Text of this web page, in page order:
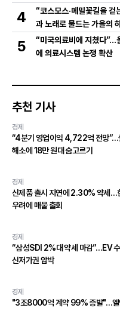
4
“코스모스·메밀꽃길을
과 노래로 물드는 가을의
5
“미국의료비에 지쳤다”…
에 의료시스템 논쟁 확산
추천 기사
경제
“4분기 영업이익 4,722억 전망”…
해소에 18만 원대 숨고르기
경제
신제품 출시 지연에 2.30% 약세…
우려에 매물 출회
경제
“삼성SDI 2%대 약세 마감”…EV
신저가권 압박
경제
"3조8000억 계약 99% 증발"…엘